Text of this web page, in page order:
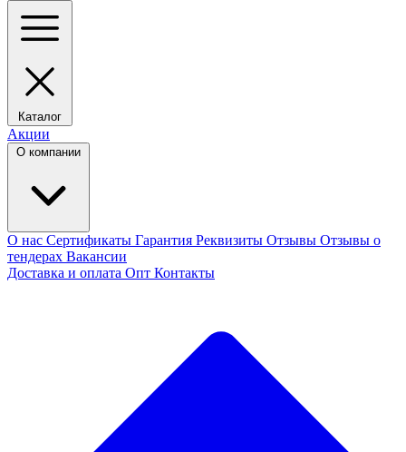
Каталог
Акции
О компании
О нас Сертификаты Гарантия Реквизиты Отзывы Отзывы о
тендерах Вакансии
Доставка и оплата Опт Контакты